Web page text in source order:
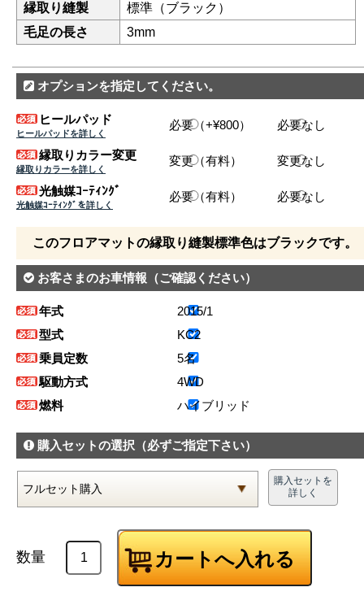
縁取り縫製
標準（ブラック）
毛足の長さ
3mm
オプションを指定してください。
ヒールパッド
ヒールパッドを詳しく
必要（+¥800） 必要なし
縁取りカラー変更
縁取りカラーを詳しく
変更（有料） 変更なし
光触媒ｺｰﾃｨﾝｸﾞ
光触媒ｺｰﾃｨﾝｸﾞを詳しく
必要（有料） 必要なし
このフロアマットの縁取り縫製標準色はブラックです。
お客さまのお車情報 （ご確認ください）
年式
2015/1
型式
KC2
乗員定数
5名
駆動方式
4WD
燃料
ハイブリッド
購入セットの選択 （必ずご指定下さい）
購入セットを
詳しく
数量